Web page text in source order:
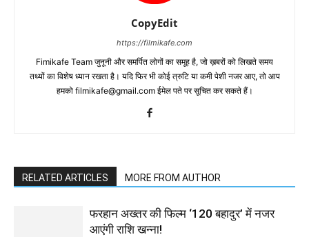
CopyEdit
https://filmikafe.com
Fimikafe Team जुनूनी और समर्पित लोगों का समूह है, जो ख़बरों को लिखते समय
तथ्‍यों का विशेष ध्‍यान रखता है। यदि फिर भी कोई त्रुटि या कमी पेशी नजर आए, तो आप
हमको filmikafe@gmail.com ईमेल पते पर सूचित कर सकते हैं।
RELATED ARTICLES MORE FROM AUTHOR
फरहान अख्तर की फिल्म ‘120 बहादुर’ में नजर
आएंगी राशि खन्ना!